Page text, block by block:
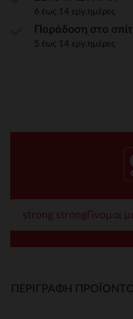
6 έως 14 εργ.ημέρες
Παράδοση στο
5 έως 14 εργ.ημέρες
strong strongΓίνομαι
ΠΕΡΙΓΡΑΦΉ